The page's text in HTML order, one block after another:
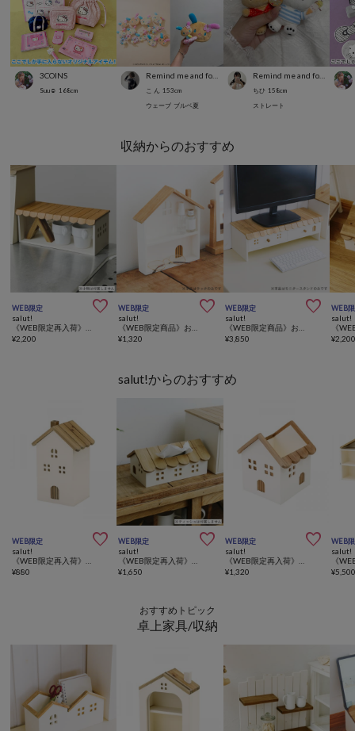
3COINS
Suu☺︎ 168cm こ ん 153cm
ウェーブ ブルベ夏
Remind me and forever
ちひ 158cm
ストレート
収納からのおすすめ
WEB限定 
salut!
¥2,200
WEB限定 
salut!
¥1,320
WEB限定 
salut!
¥3,850
WEB
salut!
¥
salut!からのおすすめ
WEB限定 
salut!
¥880
WEB限定 
salut!
¥1,650
WEB限定 
salut!
¥1,320
WEB
salut!
¥
おすすめトピック
卓上家具/収納